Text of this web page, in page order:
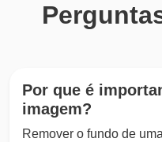
Por que é
imagem?
Remover o fundo de